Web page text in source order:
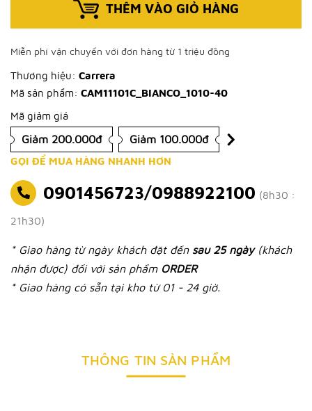
THÊM VÀO GIỎ HÀNG
Miễn phí vận chuyển với đơn hàng từ 1 triệu đồng
Thương hiệu: Carrera
Mã sản phẩm: CAM11101C_BIANCO_1010-40
Mã giảm giá
Giảm 200.000đ Giảm 100.000đ
GỌI ĐỂ MUA HÀNG NHANH HƠN
0901456723/0988922100 (8h30 :
21h30)
* Giao hàng từ ngày khách đặt đến sau 25 ngày (khách
nhận được) đối với sản phẩm ORDER
* Giao hàng có sẵn tại kho từ 01 - 24 giờ.
THÔNG TIN SẢN PHẨM